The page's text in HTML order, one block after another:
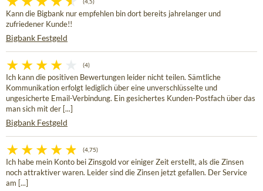
(4,5)
Kann die Bigbank nur empfehlen bin dort bereits jahrelanger und
zufriedener Kunde!!
Bigbank Festgeld
(4)
Ich kann die positiven Bewertungen leider nicht teilen. Sämtliche
Kommunikation erfolgt lediglich über eine unverschlüsselte und
ungesicherte Email-Verbindung. Ein gesichertes Kunden-Postfach über das
man sich mit der [...]
Bigbank Festgeld
(4,75)
Ich habe mein Konto bei Zinsgold vor einiger Zeit erstellt, als die Zinsen
noch attraktiver waren. Leider sind die Zinsen jetzt gefallen. Der Service
am [...]